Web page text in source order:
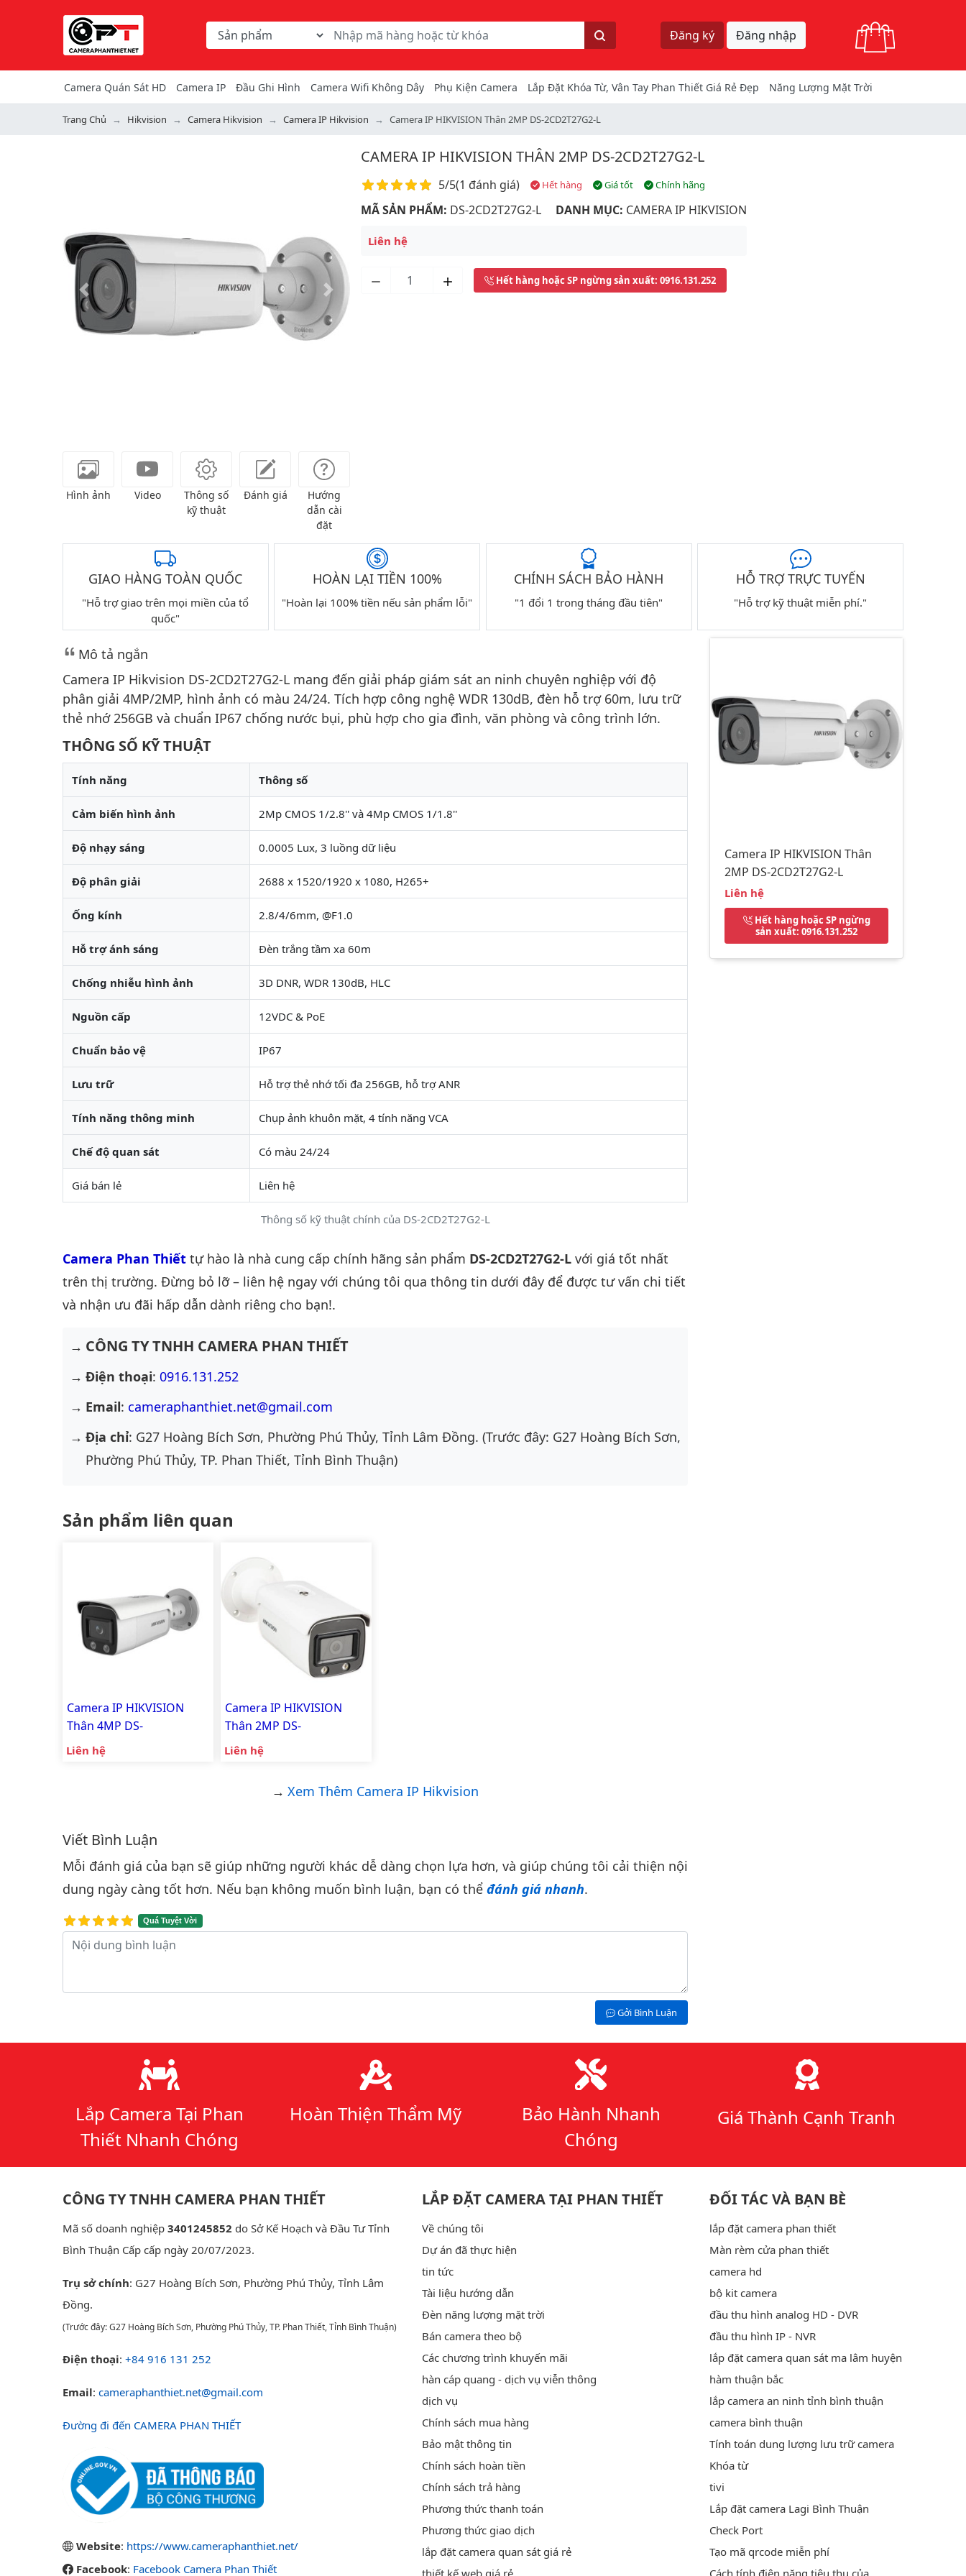
Chọn danh mục tìm kiếm
Từ khóa hoặc mã hàng
Tìm kiếm
Đăng ký Đăng nhập
Camera Quán Sát HD Camera IP Đầu Ghi Hình Camera Wifi Không Dây Phụ Kiện Camera Lắp Đặt Khóa Từ, Vân Tay Phan Thiết Giá Rẻ Đẹp Năng Lượng Mặt Trời
Trang Chủ Hikvision Camera Hikvision Camera IP Hikvision Camera IP HIKVISION Thân 2MP DS-2CD2T27G2-L
Previous Next
Hình ảnh Video
Thông số
kỹ thuật
Đánh giá
Hướng
dẫn cài
đặt
CAMERA IP HIKVISION THÂN 2MP DS-2CD2T27G2-L
Điểm đánh giá
5/5(1 đánh giá) Hết hàng Giá tốt Chính hãng
MÃ SẢN PHẨM: DS-2CD2T27G2-L DANH MỤC: CAMERA IP HIKVISION
Liên hệ
Hết hàng hoặc SP ngừng sản xuất: 0916.131.252
GIAO HÀNG TOÀN QUỐC
"Hỗ trợ giao trên mọi miền của tổ
quốc"
HOÀN LẠI TIỀN 100%
"Hoàn lại 100% tiền nếu sản phẩm lỗi"
CHÍNH SÁCH BẢO HÀNH
"1 đổi 1 trong tháng đầu tiên"
HỖ TRỢ TRỰC TUYẾN
"Hỗ trợ kỹ thuật miễn phí."
Mô tả ngắn
Camera IP Hikvision DS-2CD2T27G2-L mang đến giải pháp giám sát an ninh chuyên nghiệp với độ
phân giải 4MP/2MP, hình ảnh có màu 24/24. Tích hợp công nghệ WDR 130dB, đèn hỗ trợ 60m, lưu trữ
thẻ nhớ 256GB và chuẩn IP67 chống nước bụi, phù hợp cho gia đình, văn phòng và công trình lớn.
THÔNG SỐ KỸ THUẬT
Thông số kỹ thuật chính của DS-2CD2T27G2-L
Tính năng Thông số
Cảm biến hình ảnh 2Mp CMOS 1/2.8'' và 4Mp CMOS 1/1.8''
Độ nhạy sáng 0.0005 Lux, 3 luồng dữ liệu
Độ phân giải 2688 x 1520/1920 x 1080, H265+
Ống kính 2.8/4/6mm, @F1.0
Hỗ trợ ánh sáng Đèn trắng tầm xa 60m
Chống nhiễu hình ảnh 3D DNR, WDR 130dB, HLC
Nguồn cấp 12VDC & PoE
Chuẩn bảo vệ IP67
Lưu trữ Hỗ trợ thẻ nhớ tối đa 256GB, hỗ trợ ANR
Tính năng thông minh Chụp ảnh khuôn mặt, 4 tính năng VCA
Chế độ quan sát Có màu 24/24
Giá bán lẻ Liên hệ
Camera Phan Thiết tự hào là nhà cung cấp chính hãng sản phẩm DS-2CD2T27G2-L với giá tốt nhất
trên thị trường. Đừng bỏ lỡ – liên hệ ngay với chúng tôi qua thông tin dưới đây để được tư vấn chi tiết
và nhận ưu đãi hấp dẫn dành riêng cho bạn!.
CÔNG TY TNHH CAMERA PHAN THIẾT
Điện thoại: 0916.131.252
Email: cameraphanthiet.net@gmail.com
Địa chỉ: G27 Hoàng Bích Sơn, Phường Phú Thủy, Tỉnh Lâm Đồng. (Trước đây: G27 Hoàng Bích Sơn,
Phường Phú Thủy, TP. Phan Thiết, Tỉnh Bình Thuận)
Sản phẩm liên quan
Camera IP HIKVISION
Thân 4MP DS-
2CD2T47G2-L
Liên hệ
Camera IP HIKVISION
Thân 2MP DS-
2CD2T27G1-L
Liên hệ
Xem Thêm Camera IP Hikvision
Bình luận & Đánh giá
Viết Bình Luận
Mỗi đánh giá của bạn sẽ giúp những người khác dễ dàng chọn lựa hơn, và giúp chúng tôi cải thiện nội
dung ngày càng tốt hơn. Nếu bạn không muốn bình luận, bạn có thể đánh giá nhanh.
Quá Tuyệt Vời
Nội dung bình luận
Gởi Bình Luận
Camera IP HIKVISION Thân
2MP DS-2CD2T27G2-L
Liên hệ
Hết hàng hoặc SP ngừng
sản xuất: 0916.131.252
Lý do chọn chúng tôi
Lắp Camera Tại Phan
Thiết Nhanh Chóng
Hoàn Thiện Thẩm Mỹ
Bảo Hành Nhanh
Chóng
Giá Thành Cạnh Tranh
CÔNG TY TNHH CAMERA PHAN THIẾT
Mã số doanh nghiệp 3401245852 do Sở Kế Hoạch và Đầu Tư Tỉnh
Bình Thuận Cấp cấp ngày 20/07/2023.
Trụ sở chính: G27 Hoàng Bích Sơn, Phường Phú Thủy, Tỉnh Lâm
Đồng.
(Trước đây: G27 Hoàng Bích Sơn, Phường Phú Thủy, TP. Phan Thiết, Tỉnh Bình Thuận)
Điện thoại: +84 916 131 252
Email: cameraphanthiet.net@gmail.com
Đường đi đến CAMERA PHAN THIẾT
Website: https://www.cameraphanthiet.net/
Facebook: Facebook Camera Phan Thiết
LẮP ĐẶT CAMERA TẠI PHAN THIẾT
Về chúng tôi
Dự án đã thực hiện
tin tức
Tài liệu hướng dẫn
Đèn năng lượng mặt trời
Bán camera theo bộ
Các chương trình khuyến mãi
hàn cáp quang - dịch vụ viễn thông
dịch vụ
Chính sách mua hàng
Bảo mật thông tin
Chính sách hoàn tiền
Chính sách trả hàng
Phương thức thanh toán
Phương thức giao dịch
lắp đặt camera quan sát giá rẻ
ĐỐI TÁC VÀ BẠN BÈ
lắp đặt camera phan thiết
Màn rèm cửa phan thiết
camera hd
bộ kit camera
đầu thu hình analog HD - DVR
đầu thu hình IP - NVR
lắp đặt camera quan sát ma lâm huyện
hàm thuận bắc
lắp camera an ninh tỉnh bình thuận
camera bình thuận
Tính toán dung lượng lưu trữ camera
Khóa từ
tivi
Lắp đặt camera Lagi Bình Thuận
Check Port
Tạo mã qrcode miễn phí